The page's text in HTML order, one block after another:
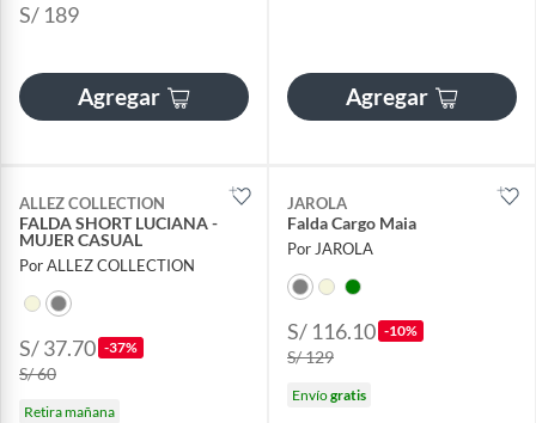
S/ 189
Agregar Agregar
ALLEZ COLLECTION
FALDA SHORT LUCIANA -
MUJER CASUAL
Por ALLEZ COLLECTION
S/ 37.70 -37%
S/ 60
Retira mañana
JAROLA
Falda Cargo Maia
Por JAROLA
S/ 116.10 -10%
S/ 129
Envíogratis